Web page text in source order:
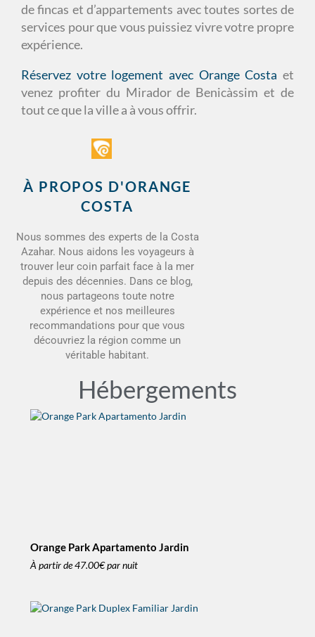
de fincas et d’appartements avec toutes sortes de
services pour que vous puissiez vivre votre propre
expérience.
Réservez votre logement avec Orange Costa et
venez profiter du Mirador de Benicàssim et de
tout ce que la ville a à vous offrir.
À PROPOS D'ORANGE
COSTA
Nous sommes des experts de la Costa
Azahar. Nous aidons les voyageurs à
trouver leur coin parfait face à la mer
depuis des décennies. Dans ce blog,
nous partageons toute notre
expérience et nos meilleures
recommandations pour que vous
découvriez la région comme un
véritable habitant.
Hébergements
Orange Park Apartamento Jardin
À partir de47.00€par nuit